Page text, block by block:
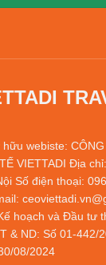
webiste:
VIETTADI Địa
Số điện thoại:
hoạch và Đầu tư
& ND: Số 01-442/
08/2024